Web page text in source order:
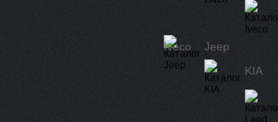
Iveco
Jeep
KIA